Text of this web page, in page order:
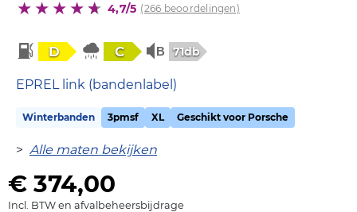
4,7/5 (266 beoordelingen)
D C 71db
EPREL link (bandenlabel)
Winterbanden 3pmsf XL Geschikt voor Porsche
> Alle maten bekijken
€ 374,00
Incl. BTW en afvalbeheersbijdrage